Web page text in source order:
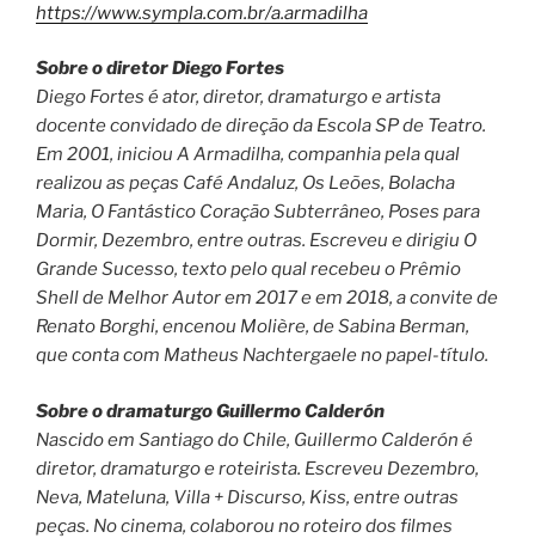
https://www.sympla.com.br/a.armadilha
Sobre o diretor Diego Fortes
Diego Fortes é ator, diretor, dramaturgo e artista
docente convidado de direção da Escola SP de Teatro.
Em 2001, iniciou A Armadilha, companhia pela qual
realizou as peças Café Andaluz, Os Leões, Bolacha
Maria, O Fantástico Coração Subterrâneo, Poses para
Dormir, Dezembro, entre outras. Escreveu e dirigiu O
Grande Sucesso, texto pelo qual recebeu o Prêmio
Shell de Melhor Autor em 2017 e em 2018, a convite de
Renato Borghi, encenou Molière, de Sabina Berman,
que conta com Matheus Nachtergaele no papel-título.
Sobre o dramaturgo Guillermo Calderón
Nascido em Santiago do Chile, Guillermo Calderón é
diretor, dramaturgo e roteirista. Escreveu Dezembro,
Neva, Mateluna, Villa + Discurso, Kiss, entre outras
peças. No cinema, colaborou no roteiro dos filmes